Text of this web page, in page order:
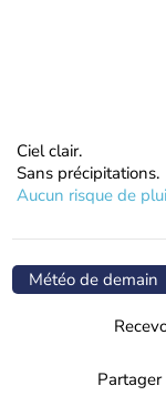
Ciel clair.
Sans précipitations.
Aucun risque de
Météo de demain
Partager